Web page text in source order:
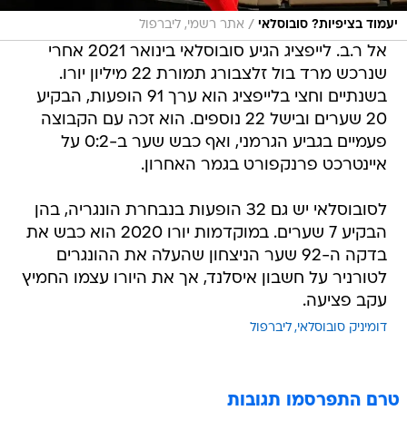
יעמוד בציפיות? סובוסלאי / אתר רשמי, ליברפול
אל ר.ב. לייפציג הגיע סובוסלאי בינואר 2021 אחרי
שנרכש מרד בול זלצבורג תמורת 22 מיליון יורו.
בשנתיים וחצי בלייפציג הוא ערך 91 הופעות, הבקיע
20 שערים ובישל 22 נוספים. הוא זכה עם הקבוצה
פעמיים בגביע הגרמני, ואף כבש שער ב-0:2 על
איינטרכט פרנקפורט בגמר האחרון.
לסובוסלאי יש גם 32 הופעות בנבחרת הונגריה, בהן
הבקיע 7 שערים. במוקדמות יורו 2020 הוא כבש את
בדקה ה-92 שער הניצחון שהעלה את ההונגרים
לטורניר על חשבון איסלנד, אך את היורו עצמו החמיץ
עקב פציעה.
דומיניק סובוסלאי ליברפול
טרם התפרסמו תגובות